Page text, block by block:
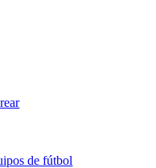
de fútbol